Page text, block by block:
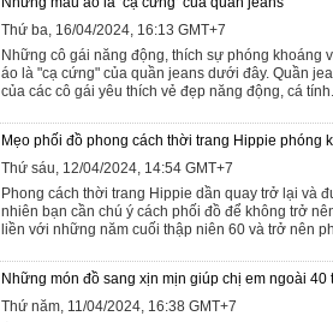
Thứ ba, 16/04/2024, 16:13 GMT+7
Những cô gái năng động, thích sự phóng khoáng
áo là "cạ cứng" của quần jeans dưới đây. Quần
của các cô gái yêu thích vẻ đẹp năng động, cá
Mẹo phối đồ phong cách thời trang Hippie phóng
Thứ sáu, 12/04/2024, 14:54 GMT+7
Phong cách thời trang Hippie dần quay trở lại và
nhiên bạn cần chú ý cách phối đồ để không trở
liền với những năm cuối thập niên 60 và trở nên
Những món đồ sang xịn mịn giúp chị em ngoài 40
Thứ năm, 11/04/2024, 16:38 GMT+7